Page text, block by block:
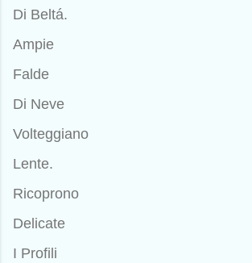
Di Beltá.
Ampie
Falde
Di Neve
Volteggiano
Lente.
Ricoprono
Delicate
I Profili